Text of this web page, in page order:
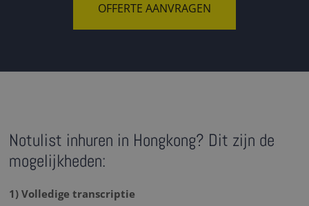
OFFERTE AANVRAGEN
Notulist inhuren in Hongkong? Dit zijn de
mogelijkheden:
1) Volledige transcriptie